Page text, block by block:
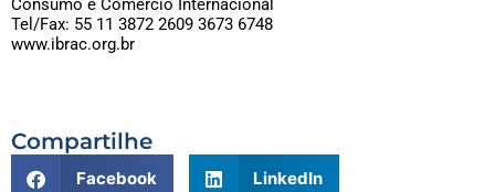
Consumo e Comércio Internacional
Tel/Fax: 55 11 3872 2609 3673 6748
www.ibrac.org.br
Compartilhe
Facebook LinkedIn